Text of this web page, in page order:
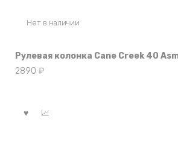
Нет в наличии
Рулевая колонка Cane Creek 40
2890 ₽